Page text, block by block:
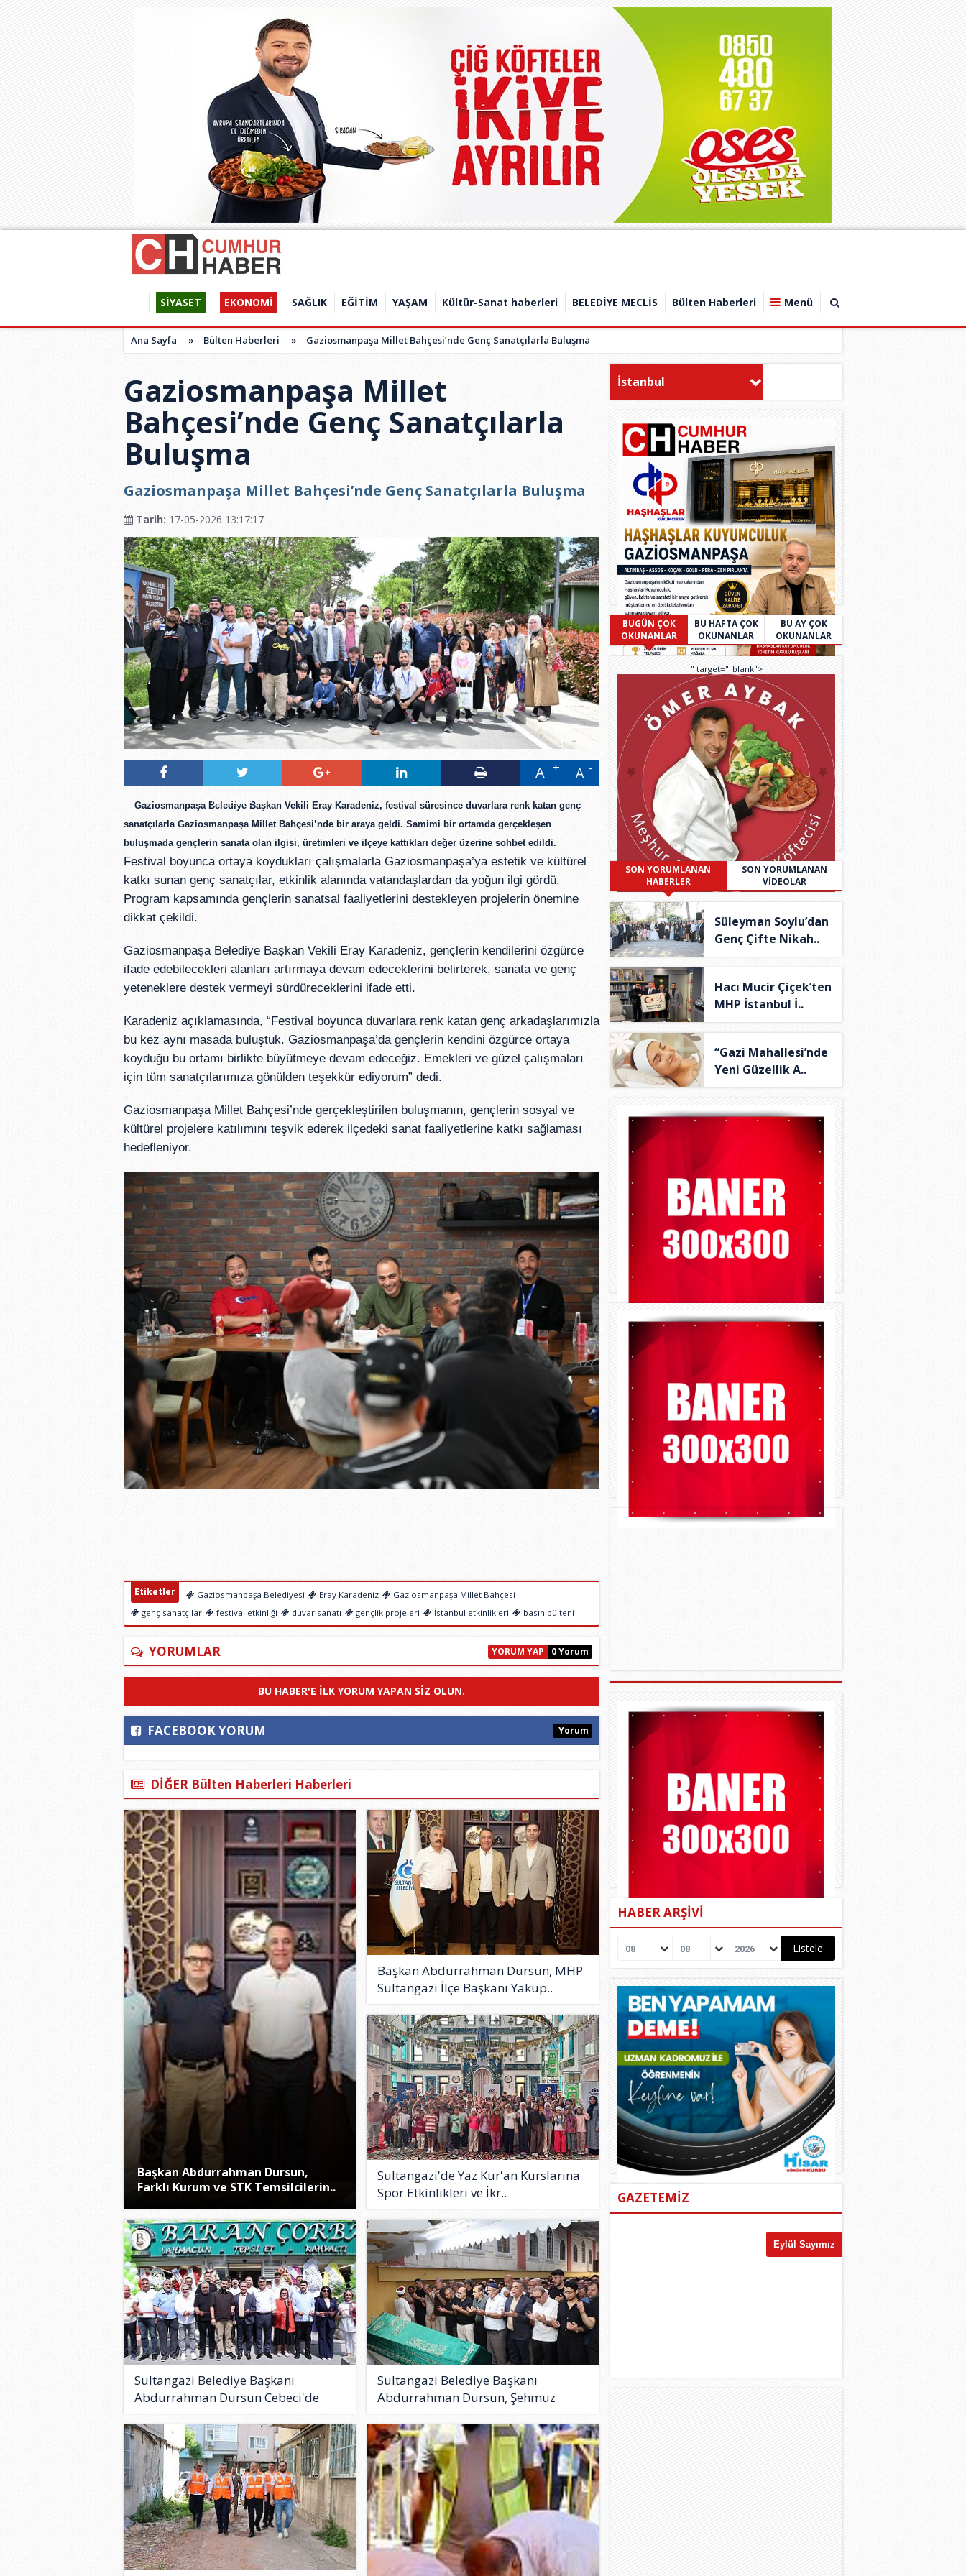
SİYASET EKONOMİ SAĞLIK EĞİTİM YAŞAM Kültür-Sanat haberleri BELEDİYE MECLİS Bülten Haberleri Menü
Ana Sayfa » Bülten Haberleri » Gaziosmanpaşa Millet Bahçesi’nde Genç Sanatçılarla Buluşma
Gaziosmanpaşa Millet
Bahçesi’nde Genç Sanatçılarla
Buluşma
Gaziosmanpaşa Millet Bahçesi’nde Genç Sanatçılarla Buluşma
Tarih: 17-05-2026 13:17:17
Tweetle
A A
Gaziosmanpaşa Belediye Başkan Vekili Eray Karadeniz, festival süresince duvarlara renk katan genç
sanatçılarla Gaziosmanpaşa Millet Bahçesi’nde bir araya geldi. Samimi bir ortamda gerçekleşen
buluşmada gençlerin sanata olan ilgisi, üretimleri ve ilçeye kattıkları değer üzerine sohbet edildi.
Festival boyunca ortaya koydukları çalışmalarla Gaziosmanpaşa’ya estetik ve kültürel
katkı sunan genç sanatçılar, etkinlik alanında vatandaşlardan da yoğun ilgi gördü.
Program kapsamında gençlerin sanatsal faaliyetlerini destekleyen projelerin önemine
dikkat çekildi.
Gaziosmanpaşa Belediye Başkan Vekili Eray Karadeniz, gençlerin kendilerini özgürce
ifade edebilecekleri alanları artırmaya devam edeceklerini belirterek, sanata ve genç
yeteneklere destek vermeyi sürdüreceklerini ifade etti.
Karadeniz açıklamasında, “Festival boyunca duvarlara renk katan genç arkadaşlarımızla
bu kez aynı masada buluştuk. Gaziosmanpaşa’da gençlerin kendini özgürce ortaya
koyduğu bu ortamı birlikte büyütmeye devam edeceğiz. Emekleri ve güzel çalışmaları
için tüm sanatçılarımıza gönülden teşekkür ediyorum” dedi.
Gaziosmanpaşa Millet Bahçesi’nde gerçekleştirilen buluşmanın, gençlerin sosyal ve
kültürel projelere katılımını teşvik ederek ilçedeki sanat faaliyetlerine katkı sağlaması
hedefleniyor.
Etiketler Gaziosmanpaşa Belediyesi Eray Karadeniz
Gaziosmanpaşa Millet Bahçesi
genç sanatçılar
festival etkinliği duvar sanatı gençlik projeleri İstanbul etkinlikleri basın bülteni
YORUMLAR 0 Yorum
YORUM YAP
BU HABER'E ILK YORUM YAPAN SIZ OLUN.
FACEBOOK YORUM Yorum
DİĞER Bülten Haberleri Haberleri
Başkan Abdurrahman Dursun,
Farklı Kurum ve STK Temsilcilerin..
Başkan Abdurrahman Dursun, MHP
Sultangazi İlçe Başkanı Yakup..
Sultangazi'de Yaz Kur'an Kurslarına
Spor Etkinlikleri ve İkr..
Sultangazi Belediye Başkanı
Abdurrahman Dursun Cebeci'de
Bar..
Sultangazi Belediye Başkanı
Abdurrahman Dursun, Şehmuz
Güzel..
İstanbul
BUGÜN ÇOK
OKUNANLAR
BU HAFTA ÇOK
OKUNANLAR
BU AY ÇOK
OKUNANLAR
" target="_blank">
SON YORUMLANAN
HABERLER
SON YORUMLANAN
VİDEOLAR
Süleyman Soylu’dan
Genç Çifte Nikah..
Hacı Mucir Çiçek’ten
MHP İstanbul İ..
“Gazi Mahallesi’nde
Yeni Güzellik A..
HABER ARŞİVİ
08 08 2026
GAZETEMİZ